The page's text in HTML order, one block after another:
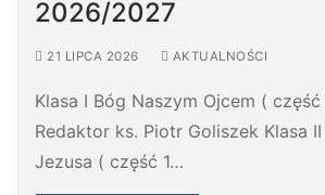
2026/2027
21 LIPCA 2026 AKTUALNOŚCI
Klasa I Bóg Naszym Ojcem (
Redaktor ks. Piotr Goliszek Klasa
Jezusa ( część 1…